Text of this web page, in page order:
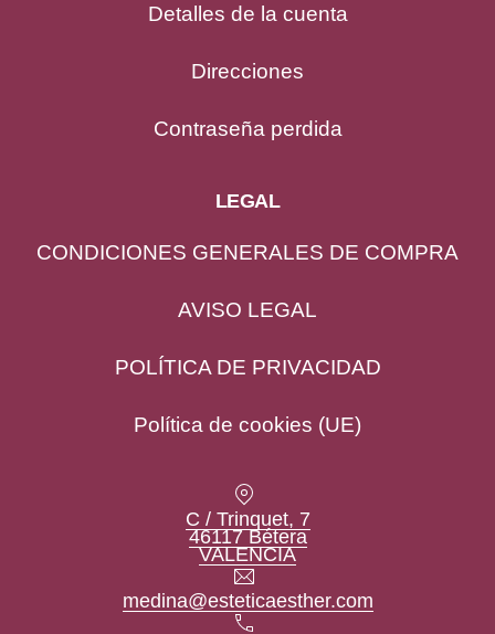
Detalles de la cuenta
Direcciones
Contraseña perdida
LEGAL
CONDICIONES GENERALES DE COMPRA
AVISO LEGAL
POLÍTICA DE PRIVACIDAD
Política de cookies (UE)
C / Trinquet, 7
46117 Bétera
VALENCIANew Window
Email
medina@esteticaesther.com
Teléfono